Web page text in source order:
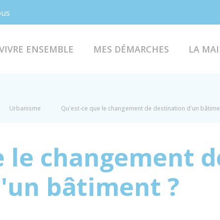
ENSEMBLE MES DÉMARCHES LA
Urbanisme Qu'est-ce que le changement de destination d'un
le changement
bâtiment ?